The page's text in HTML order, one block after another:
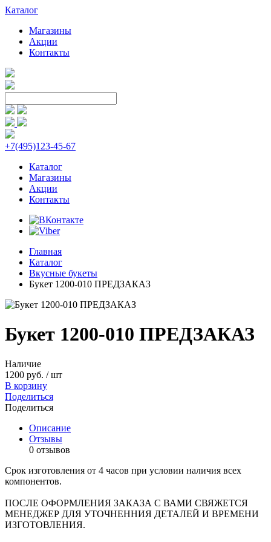
Каталог
Магазины
Акции
Контакты
+7(495)123-45-67
Каталог
Магазины
Акции
Контакты
Главная
Каталог
Вкусные букеты
Букет 1200-010 ПРЕДЗАКАЗ
Букет 1200-010 ПРЕДЗАКАЗ
Наличие
1200 руб. / шт
В корзину
Поделиться
Поделиться
Описание
Отзывы
0 отзывов
Срок изготовления от 4 часов при условии наличия всех
компонентов.
ПОСЛЕ ОФОРМЛЕНИЯ ЗАКАЗА С ВАМИ СВЯЖЕТСЯ
МЕНЕДЖЕР ДЛЯ УТОЧНЕННИЯ ДЕТАЛЕЙ И ВРЕМЕНИ
ИЗГОТОВЛЕНИЯ.